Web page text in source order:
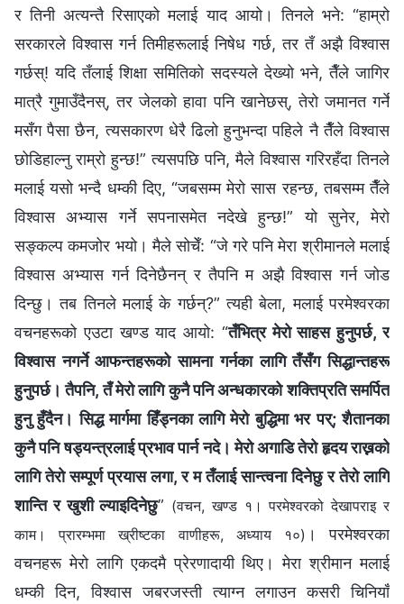
र तिनी अत्यन्तै रिसाएको मलाई याद आयो। तिनले भने: “हाम्रो
सरकारले विश्‍वास गर्न तिमीहरूलाई निषेध गर्छ, तर तँ अझै विश्‍वास
गर्छस्! यदि तँलाई शिक्षा समितिको सदस्यले देख्यो भने, तैँले जागिर
मात्रै गुमाउँदैनस्, तर जेलको हावा पनि खानेछस्, तेरो जमानत गर्ने
मसँग पैसा छैन, त्यसकारण धेरै ढिलो हुनुभन्दा पहिले नै तैँले विश्‍वास
छोडिहाल्नु राम्रो हुन्छ!” त्यसपछि पनि, मैले विश्‍वास गरिरहँदा तिनले
मलाई यसो भन्दै धम्की दिए, “जबसम्‍म मेरो सास रहन्छ, तबसम्‍म तैँले
विश्‍वास अभ्यास गर्ने सपनासमेत नदेखे हुन्छ!” यो सुनेर, मेरो
सङ्कल्प कमजोर भयो। मैले सोचेँ: “जे गरे पनि मेरा श्रीमानले मलाई
विश्‍वास अभ्यास गर्न दिनेछैनन् र तैपनि म अझै विश्‍वास गर्न जोड
दिन्छु। तब तिनले मलाई के गर्छन्?” त्यही बेला, मलाई परमेश्‍वरका
वचनहरूको एउटा खण्ड याद आयो: “तँभित्र मेरो साहस हुनुपर्छ, र
विश्वास नगर्ने आफन्तहरूको सामना गर्नका लागि तँसँग सिद्धान्तहरू
हुनुपर्छ। तैपनि, तँ मेरो लागि कुनै पनि अन्धकारको शक्तिप्रति समर्पित
हुनु हुँदैन। सिद्ध मार्गमा हिँड्नका लागि मेरो बुद्धिमा भर पर्; शैतानका
कुनै पनि षड्यन्त्रलाई प्रभाव पार्न नदे। मेरो अगाडि तेरो हृदय राख्नको
लागि तेरो सम्पूर्ण प्रयास लगा, र म तँलाई सान्त्वना दिनेछु र तेरो लागि
शान्ति र खुशी ल्याइदिनेछु” (वचन, खण्ड १। परमेश्‍वरको देखापराइ र
काम। प्रारम्‍भमा ख्रीष्‍टका वाणीहरू, अध्याय १०) । परमेश्‍वरका
वचनहरू मेरो लागि एकदमै प्रेरणादायी थिए। मेरा श्रीमान मलाई
धम्की दिन, विश्‍वास जबरजस्ती त्याग्‍न लगाउन कसरी चिनियाँ